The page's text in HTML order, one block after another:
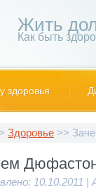
Жить
Как быть
здоровья
Здоровье >>
10.10.2011